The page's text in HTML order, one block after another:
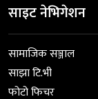
साइट नेभिगेशन
सामाजिक सञ्जाल
साझा टि.भी
फोटो फिचर